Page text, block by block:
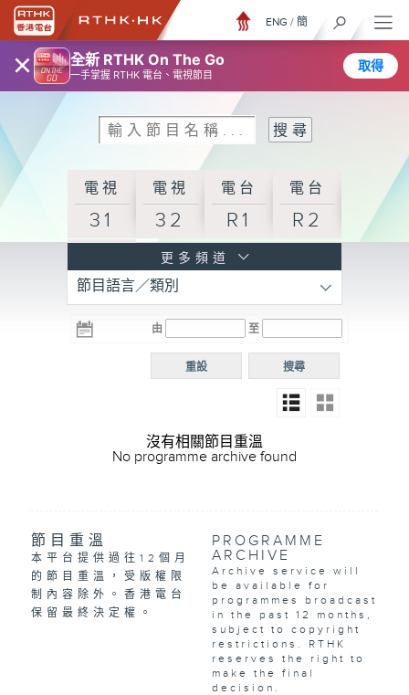
× 全新 RTHK On The Go
一手掌握 RTHK 電台、電視節目
取得
ENG / 簡
電視
31
電視
32
電台
R1
電台
R2
R3
電台 電台
R5
電台
普通
更多頻道
節目語言／類別
由 至
搜尋
重設
沒有相關節目重溫
No programme archive found
節目重溫
本平台提供過往12個月
的節目重溫，受版權限
制內容除外。香港電台
保留最終決定權。
PROGRAMME
ARCHIVE
Archive service will
be available for
programmes broadcast
in the past 12 months,
subject to copyright
restrictions. RTHK
reserves the right to
make the final
decision.